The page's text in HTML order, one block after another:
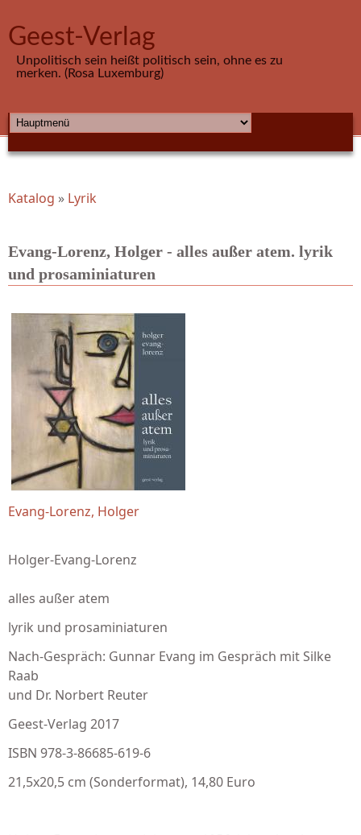
Geest-Verlag
Unpolitisch sein heißt politisch sein, ohne es zu
merken. (Rosa Luxemburg)
HAUPTMENÜ
Sie sind hier
Katalog » Lyrik
Evang-Lorenz, Holger - alles außer atem. lyrik
und prosaminiaturen
Evang-Lorenz, Holger
Holger-Evang-Lorenz
alles außer atem
lyrik und prosaminiaturen
Nach-Gespräch: Gunnar Evang im Gespräch mit Silke
Raab
und Dr. Norbert Reuter
Geest-Verlag 2017
ISBN 978-3-86685-619-6
21,5x20,5 cm (Sonderformat), 14,80 Euro